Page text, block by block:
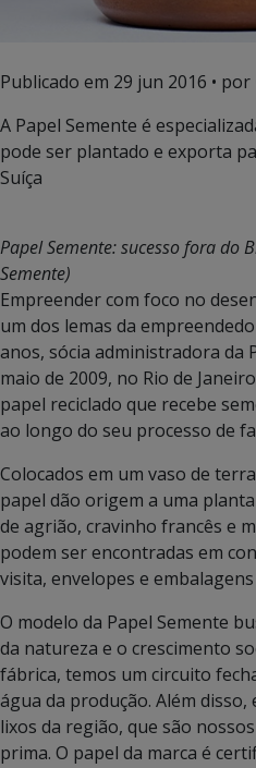
Publicado em 29 jun 2016 • por
A Papel Semente é
pode ser plantado e exporta
Suíça
Papel Semente: sucesso fora do
Semente)
Empreender com foco no
um dos lemas da
anos, sócia administradora da
maio de 2009, no Rio de
papel reciclado que recebe
ao longo do seu processo de
Colocados em um vaso de
papel dão origem a uma
de agrião, cravinho francês e
podem ser encontradas em
visita, envelopes e
O modelo da Papel Semente
da natureza e o crescimento
fábrica, temos um circuito
água da produção. Além
lixos da região, que são
prima. O papel da marca é